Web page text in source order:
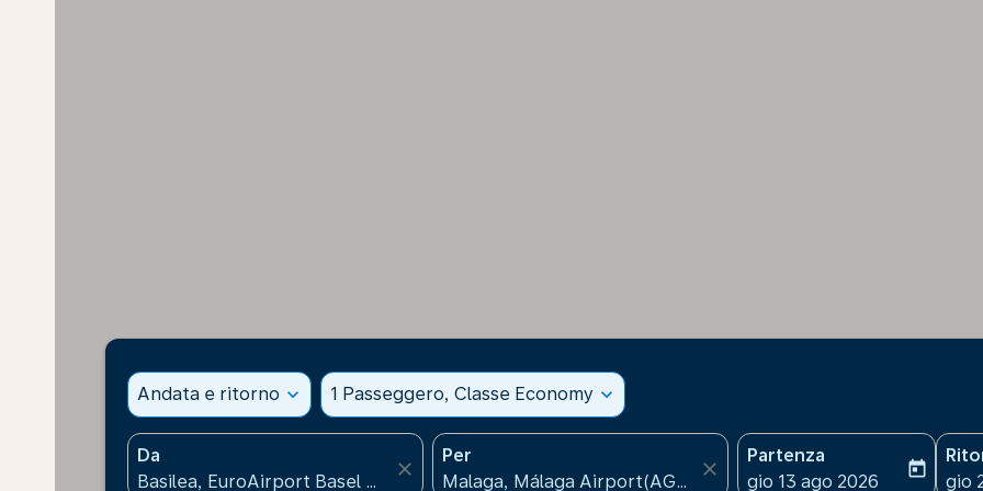
Andata e ritorno expand_more 1 Passeggero, Classe Economy expand_more
Da
close
Per
close
Partenza
fc-booking-departure-
gio 13 ago 2026
today
fc-
gio